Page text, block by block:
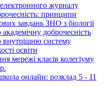
журналу
принципи
завдань ЗНО з біології
доброчесність
систему
освіти
мережі класів колегіуму
онлайн: розклад 5 - 11